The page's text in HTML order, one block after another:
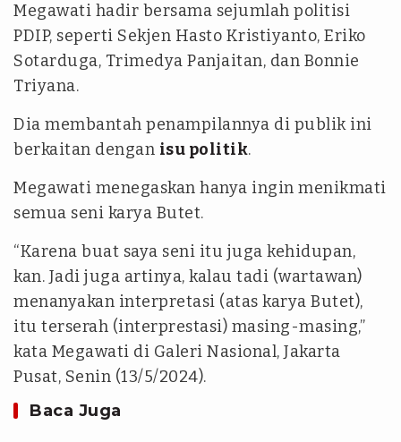
Megawati hadir bersama sejumlah politisi
PDIP, seperti Sekjen Hasto Kristiyanto, Eriko
Sotarduga, Trimedya Panjaitan, dan Bonnie
Triyana.
Dia membantah penampilannya di publik ini
berkaitan dengan isu politik.
Megawati menegaskan hanya ingin menikmati
semua seni karya Butet.
“Karena buat saya seni itu juga kehidupan,
kan. Jadi juga artinya, kalau tadi (wartawan)
menanyakan interpretasi (atas karya Butet),
itu terserah (interprestasi) masing-masing,”
kata Megawati di Galeri Nasional, Jakarta
Pusat, Senin (13/5/2024).
Baca Juga